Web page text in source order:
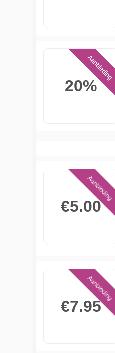
20%
Aanbieding
€5.00
Aanbieding
€7.95
Aanbieding